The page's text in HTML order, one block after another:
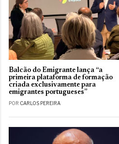
Balcão do Emigrante lança “a
primeira plataforma de formação
criada exclusivamente para
emigrantes portugueses”
POR CARLOS PEREIRA